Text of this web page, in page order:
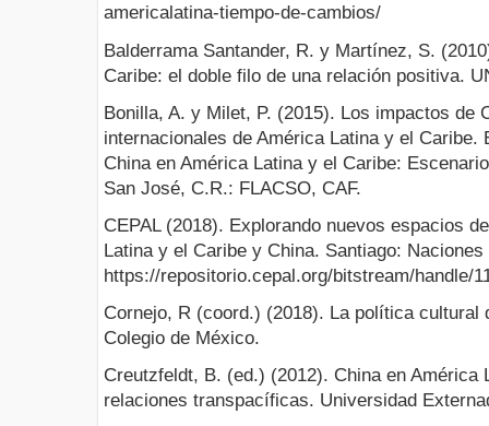
americalatina-tiempo-de-cambios/
Balderrama Santander, R. y Martínez, S.
Caribe: el doble filo de una relación positiva.
Bonilla, A. y Milet, P. (2015). Los impactos de
internacionales de América Latina y el Caribe.
China en América Latina y el Caribe:
San José, C.R.: FLACSO, CAF.
CEPAL (2018). Explorando nuevos espacios
Latina y el Caribe y China. Santiago:
https://repositorio.cepal.org/bitstream/handle/
Cornejo, R (coord.) (2018). La política cultural
Colegio de México.
Creutzfeldt, B. (ed.) (2012). China en América
relaciones transpacíficas. Universidad